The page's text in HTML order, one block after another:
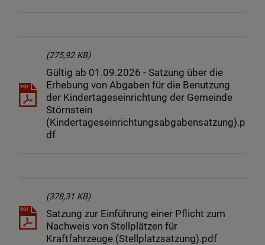
(275,92 KB)
Gültig ab 01.09.2026 - Satzung über die
Erhebung von Abgaben für die Benutzung
der Kindertageseinrichtung der Gemeinde
Störnstein
(Kindertageseinrichtungsabgabensatzung).p
df
(378,31 KB)
Satzung zur Einführung einer Pflicht zum
Nachweis von Stellplätzen für
Kraftfahrzeuge (Stellplatzsatzung).pdf